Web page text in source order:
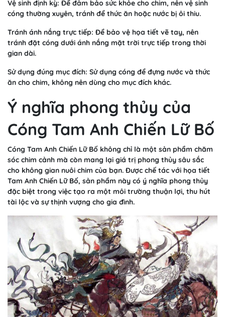
Vệ sinh định kỳ: Để đảm bảo sức khỏe cho chim, nên vệ sinh
cóng thường xuyên, tránh để thức ăn hoặc nước bị ôi thiu.
Tránh ánh nắng trực tiếp: Để bảo vệ họa tiết vẽ tay, nên
tránh đặt cóng dưới ánh nắng mặt trời trực tiếp trong thời
gian dài.
Sử dụng đúng mục đích: Sử dụng cóng để đựng nước và thức
ăn cho chim, không nên dùng cho mục đích khác.
Ý nghĩa phong thủy của
Cóng Tam Anh Chiến Lữ Bố
Cóng Tam Anh Chiến Lữ Bố không chỉ là một sản phẩm chăm
sóc chim cảnh mà còn mang lại giá trị phong thủy sâu sắc
cho không gian nuôi chim của bạn. Được chế tác với họa tiết
Tam Anh Chiến Lữ Bố, sản phẩm này có ý nghĩa phong thủy
đặc biệt trong việc tạo ra một môi trường thuận lợi, thu hút
tài lộc và sự thịnh vượng cho gia đình.